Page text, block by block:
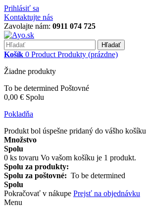
Prihlásiť sa
Kontaktujte nás
Zavolajte nám: 0911 074 725
Hľadať
Košík 0 Product Produkty (prázdne)
Žiadne produkty
To be determined Poštovné
0,00 € Spolu
Pokladňa
Produkt bol úspešne pridaný do vášho košíku
Množstvo
Spolu
0 ks tovaru Vo vašom košíku je 1 produkt.
Spolu za produkty:
Spolu za poštovné: To be determined
Spolu
Pokračovať v nákupe Prejsť na objednávku
Menu